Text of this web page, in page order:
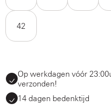
42
Op werkdagen vóór
verzonden!
14 dagen bedenktijd